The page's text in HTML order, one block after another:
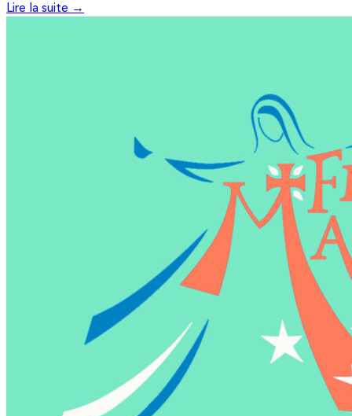
Lire la suite →